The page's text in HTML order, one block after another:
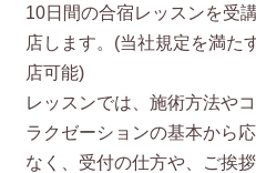
10日間の合宿レッスンを受
店します。(当社規定を満た
店可能)
レッスンでは、施術方法や
ラクゼーションの基本から
なく、受付の仕方や、ご挨